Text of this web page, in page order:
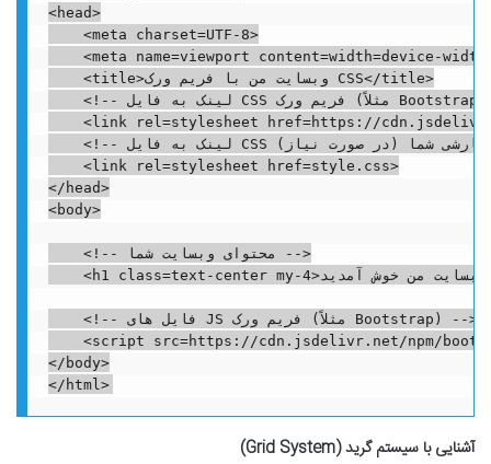
<head>
    <meta charset=UTF-8>
<meta name=viewport content=width=device-
    <title>وبسایت من با فریم ورک CSS</title>
    <!-- لینک به فایل CSS فریم ورک (مثلاً Bootstrap) -->
<link rel=stylesheet href=https://
    <!-- لینک به فایل CSS سفارشی شما (در صورت نیاز) -->
    <link rel=stylesheet href=style.css>
</head>
<body>
    <!-- محتوای وبسایت شما -->
    <h1 class=text-center my-4>به وبسایت من خوش آمدید</h1>
    <!-- فایل های JS فریم ورک (مثلاً Bootstrap) -->
<script src=https://cdn.jsdelivr.net/npm/
</body>
</html>
آشنایی با سیستم گرید (Grid System)